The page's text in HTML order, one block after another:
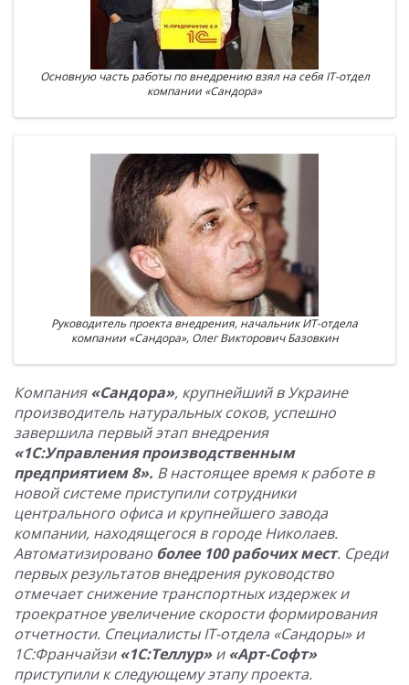
Основную часть работы по внедрению взял на себя IT-отдел
компании «Сандора»
Руководитель проекта внедрения, начальник ИТ-отдела
компании «Сандора», Олег Викторович Базовкин
Компания«Сандора», крупнейший в Украине
производитель натуральных соков, успешно
завершила первый этап внедрения
«1С:Управления производственным
предприятием 8». В настоящее время к работе в
новой системе приступили сотрудники
центрального офиса и крупнейшего завода
компании, находящегося в городе Николаев.
Автоматизировано более 100 рабочих мест. Среди
первых результатов внедрения руководство
отмечает снижение транспортных издержек и
троекратное увеличение скорости формирования
отчетности. СпециалистыIT-отдела «Сандоры» и
1С:Франчайзи«1С:Теллур»и«Арт-Софт»
приступили к следующему этапу проекта.